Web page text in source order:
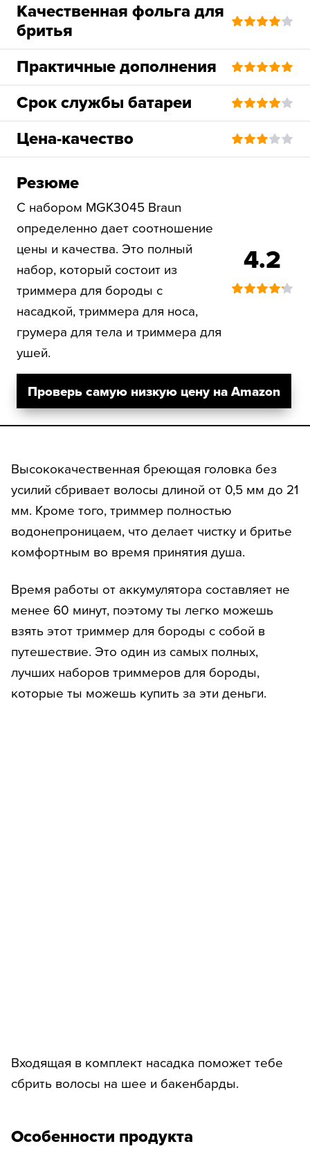
Качественная фольга для
бритья
Практичные дополнения
Срок службы батареи
Цена-качество
Резюме
С набором MGK3045 Braun
определенно дает соотношение
цены и качества. Это полный
набор, который состоит из
триммера для бороды с
насадкой, триммера для носа,
грумера для тела и триммера для
ушей.
4.2
Проверь самую низкую цену на Amazon
Высококачественная бреющая головка без
усилий сбривает волосы длиной от 0,5 мм до 21
мм. Кроме того, триммер полностью
водонепроницаем, что делает чистку и бритье
комфортным во время принятия душа.
Время работы от аккумулятора составляет не
менее 60 минут, поэтому ты легко можешь
взять этот триммер для бороды с собой в
путешествие. Это один из самых полных,
лучших наборов триммеров для бороды,
которые ты можешь купить за эти деньги.
Входящая в комплект насадка поможет тебе
сбрить волосы на шее и бакенбарды.
Особенности продукта